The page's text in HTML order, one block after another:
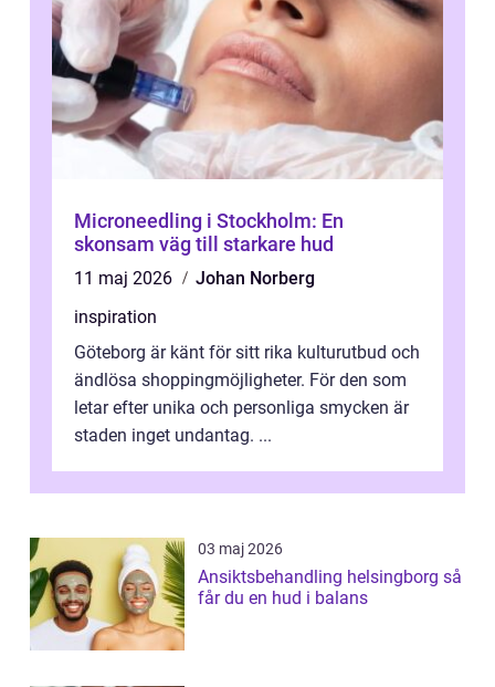
Microneedling i Stockholm: En
skonsam väg till starkare hud
11 maj 2026
Johan Norberg
inspiration
Göteborg är känt för sitt rika kulturutbud och
ändlösa shoppingmöjligheter. För den som
letar efter unika och personliga smycken är
staden inget undantag. ...
03 maj 2026
Ansiktsbehandling helsingborg så
får du en hud i balans